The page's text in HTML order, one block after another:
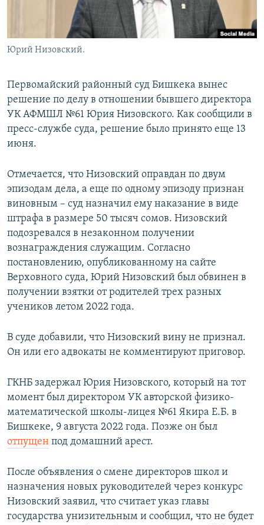
Юрий Низовский.
Первомайский районный суд Бишкека вынес
решение по делу в отношении бывшего директора
УК АФМШЛ №61 Юрия Низовского. Как сообщили в
пресс-службе суда, решение было принято еще 13
июня.
Отмечается, что Низовский оправдан по двум
эпизодам дела, а еще по одному эпизоду признан
виновным – суд назначил ему наказание в виде
штрафа в размере 50 тысяч сомов. Низовский
подозревался в незаконном получении
вознаграждения служащим. Согласно
постановлению, опубликованному на сайте
Верховного суда, Юрий Низовский был обвинен в
получении взятки от родителей трех разных
учеников летом 2022 года.
В суде добавили, что Низовский вину не признал.
Он или его адвокаты не комментируют приговор.
ГКНБ задержал Юрия Низовского, который на тот
момент был директором УК авторской физико-
математической школы-лицея №61 Якира Е.Б. в
Бишкеке, 9 августа 2022 года. Позже он был
отпущен под домашний арест.
После объявления о смене директоров школ и
назначения новых руководителей через конкурс
Низовский заявил, что считает указ главы
государства унизительным и сообщил, что не будет